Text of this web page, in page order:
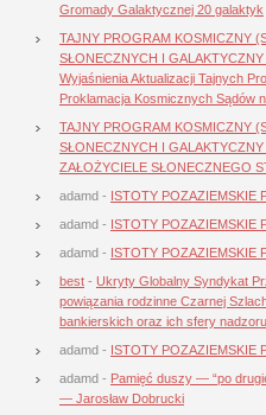
Gromady Galaktycznej 20 galaktyk
TAJNY PROGRAM KOSMICZNY
SŁONECZNYCH I
Wyjaśnienia Aktualizacji Tajnych
Proklamacja Kosmicznych Sądów
TAJNY PROGRAM KOSMICZNY
SŁONECZNYCH I
ZAŁOŻYCIELE SŁONECZNEGO
adamd - ISTOTY POZAZIEMSKIE
adamd - ISTOTY POZAZIEMSKIE
adamd - ISTOTY POZAZIEMSKIE
best - Ukryty Globalny Syndykat
powiązania rodzinne Czarnej
bankierskich oraz ich sfery
adamd - ISTOTY POZAZIEMSKIE
adamd - Pamięć duszy — “po
— Jarosław Dobrucki